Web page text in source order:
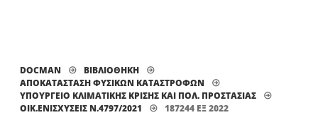
DOCMAN
ΒΙΒΛΙΟΘΗΚΗ
ΑΠΟΚΑΤΑΣΤΑΣΗ ΦΥΣΙΚΩΝ ΚΑΤΑΣΤΡΟΦΩΝ
ΥΠΟΥΡΓΕΙΟ ΚΛΙΜΑΤΙΚΗΣ ΚΡΙΣΗΣ ΚΑΙ ΠΟΛ. ΠΡΟΣΤΑΣΙΑΣ
ΟΙΚ.ΕΝΙΣΧΎΣΕΙΣ Ν.4797/2021
187244 ΕΞ 2022